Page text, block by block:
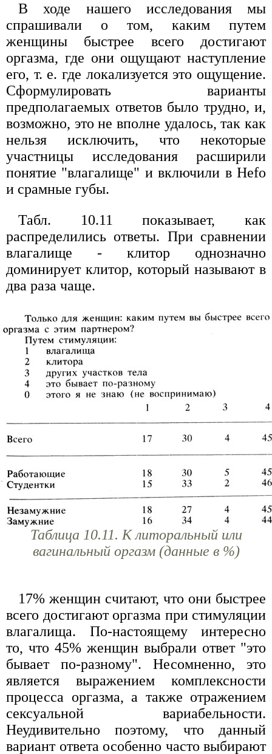
В ходе нашего исследования мы
спрашивали о том, каким путем
женщины быстрее всего достигают
оргазма, где они ощущают наступление
его, т. е. где локализуется это ощущение.
Сформулировать варианты
предполагаемых ответов было трудно, и,
возможно, это не вполне удалось, так как
нельзя исключить, что некоторые
участницы исследования расширили
понятие "влагалище" и включили в Hefo
и срамные губы.
Табл. 10.11 показывает, как
распределились ответы. При сравнении
влагалище - клитор однозначно
доминирует клитор, который называют в
два раза чаще.
Таблица 10.11. К литоральный или
вагинальный оргазм (данные в %)
17% женщин считают, что они быстрее
всего достигают оргазма при стимуляции
влагалища. По-настоящему интересно
то, что 45% женщин выбрали ответ "это
бывает по-разному". Несомненно, это
является выражением комплексности
процесса оргазма, а также отражением
сексуальной вариабельности.
Неудивительно поэтому, что данный
вариант ответа особенно часто выбирают